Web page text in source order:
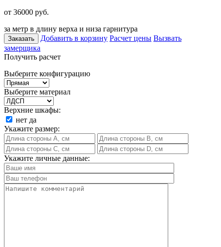
от 36000 руб.
за метр в длину верха и низа гарнитура
Заказать Добавить в корзину Расчет цены Вызвать
замерщика
Получить расчет
Выберите конфигурацию
Выберите материал
Верхние шкафы:
нет да
Укажите размер:
Укажите личные данные: